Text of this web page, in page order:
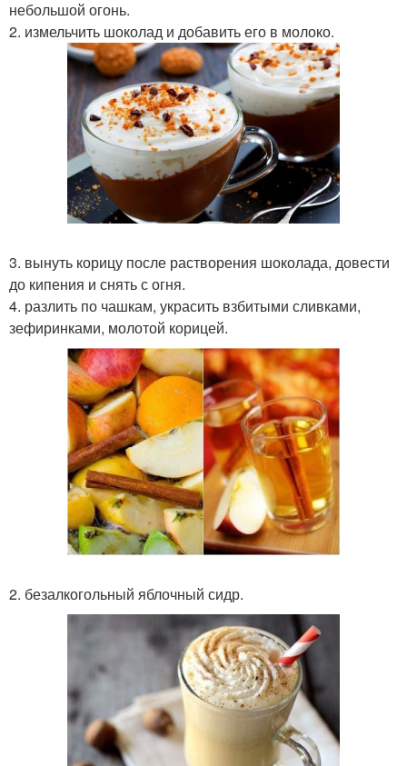
небольшой огонь.
2. измельчить шоколад и добавить его в молоко.
3. вынуть корицу после растворения шоколада, довести
до кипения и снять с огня.
4. разлить по чашкам, украсить взбитыми сливками,
зефиринками, молотой корицей.
2. безалкогольный яблочный сидр.